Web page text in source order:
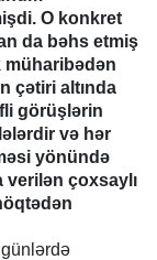
O konkret
da bəhs etmiş
müharibədən
çətiri altında
görüşlərin
və hər
yönündə
verilən çoxsaylı